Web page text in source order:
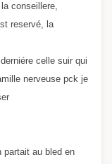
conseillere,
reservé, la
celle suir qui
nerveuse pck je
partait au bled en